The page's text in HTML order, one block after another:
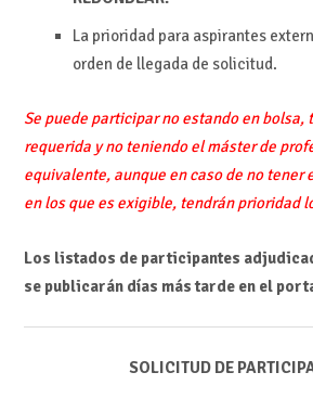
La prioridad para aspirantes
orden de llegada de solicitud.
Se puede participar no estando en
requerida y no teniendo el máster de
equivalente, aunque en caso de no tener
en los que es exigible, tendrán prioridad
Los listados de participantes
se publicarán días más tarde en el
SOLICITUD DE